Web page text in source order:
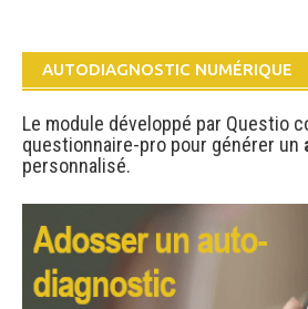
AUTODIAGNOSTIC NUMÉRIQUE
Le module développé par Questio
questionnaire-pro pour générer un
personnalisé.